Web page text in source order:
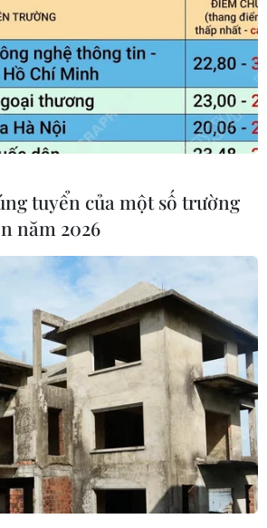
có hoàn cảnh khó khăn tại phường Bình
(Thành phố Hồ Chí Minh). (Ảnh: Hồng
Giang/TTXVN)
Minh đã có thông tin về
quan đến công tác chăm lo
hưởng bởi dịch COVID-19 trên
Tấn, Giám đốc Sở Lao động-
Xã hội Thành phố Hồ Chí Minh,
09 của Hội đồng nhân
Công văn 2512 về việc triển
sách hỗ trợ người lao động và
động gặp khó khăn do đại
theo Nghị quyết 68, Quyết
phủ, những trẻ em dưới 16
của Luật Trẻ em) đang điều
tuyển của một số trường
năm 2026